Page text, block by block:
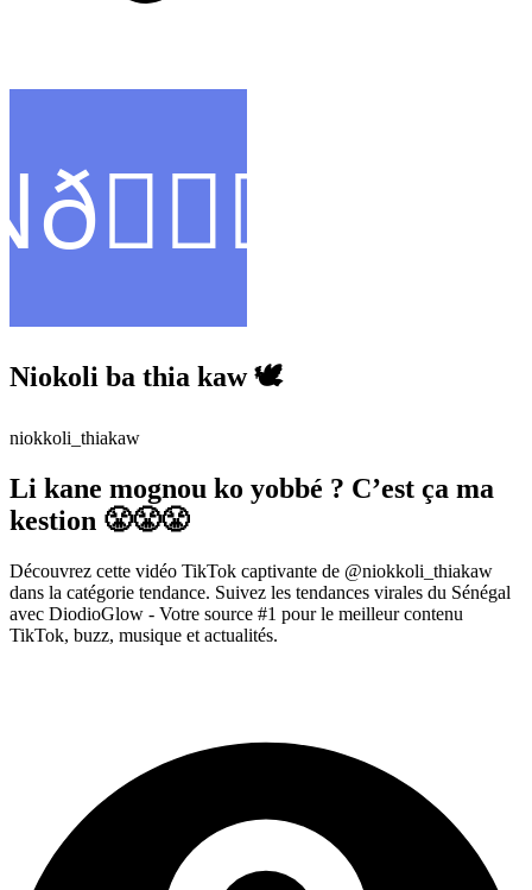
Niokoli ba thia kaw 🕊️
niokkoli_thiakaw
Li kane mognou ko yobbé ? C’est ça ma
kestion 😤😤😤
Découvrez cette vidéo TikTok captivante de @niokkoli_thiakaw
dans la catégorie tendance. Suivez les tendances virales du Sénégal
avec DiodioGlow - Votre source #1 pour le meilleur contenu
TikTok, buzz, musique et actualités.